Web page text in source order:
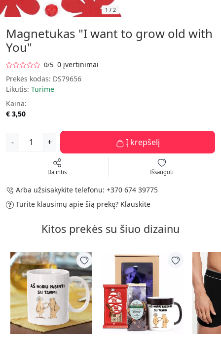
1 / 2
Magnetukas "I want to grow old with
You"
0/5 0 įvertinimai
Prekės kodas: DS79656
Likutis: Turime
Kaina:
€ 3,50
- + Į krepšelį
Dalintis Išsaugoti
Arba užsisakykite telefonu: +370 674 39775
Turite klausimų apie šią prekę? Klauskite
Kitos prekės su šiuo dizainu